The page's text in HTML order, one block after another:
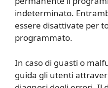
indeterminato.
essere disattivate per
programmato.
In caso di guasti o
guida gli utenti